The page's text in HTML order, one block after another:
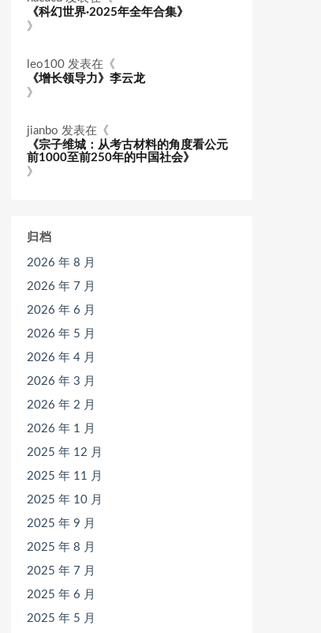
《科幻世界·2025年全年合集》
》
leo100 发表在《
《增长领导力》李云龙
》
jianbo 发表在《
《宗子维城：从考古材料的角度看公元
前1000至前250年的中国社会》
》
归档
2026 年 8 月
2026 年 7 月
2026 年 6 月
2026 年 5 月
2026 年 4 月
2026 年 3 月
2026 年 2 月
2026 年 1 月
2025 年 12 月
2025 年 11 月
2025 年 10 月
2025 年 9 月
2025 年 8 月
2025 年 7 月
2025 年 6 月
2025 年 5 月